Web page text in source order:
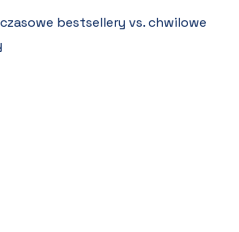
bestsellery vs. chwilowe